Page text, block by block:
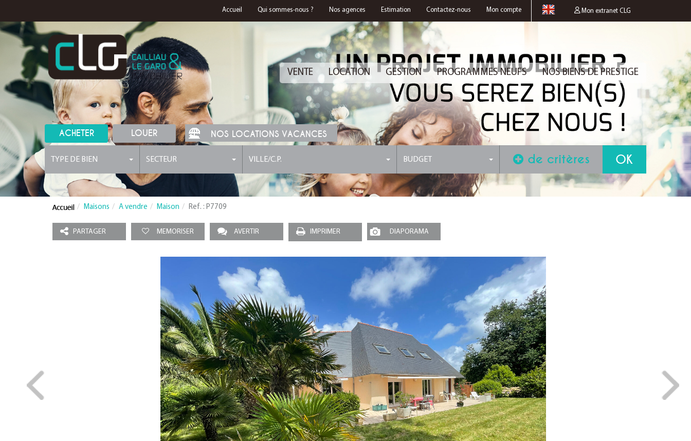
Mon extranet CLG
Accueil Qui sommes-nous ? Nos agences Estimation Contactez-nous Mon compte
VENTE LOCATION GESTION PROGRAMMES NEUFS NOS BIENS DE PRESTIGE
ACHETER LOUER NOS LOCATIONS VACANCES
TYPE DE BIEN SECTEUR VILLE/C.P. BUDGET de critères
Maisons A vendre Maison Ref. : P7709
PARTAGER MEMORISER AVERTIR IMPRIMER DIAPORAMA